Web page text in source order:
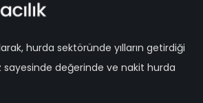
hurda sektöründe yılların getirdiği
değerinde ve nakit hurda